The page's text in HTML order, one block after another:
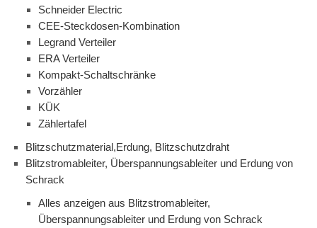
Schneider Electric
CEE-Steckdosen-Kombination
Legrand Verteiler
ERA Verteiler
Kompakt-Schaltschränke
Vorzähler
KÜK
Zählertafel
Blitzschutzmaterial,Erdung, Blitzschutzdraht
Blitzstromableiter, Überspannungsableiter und Erdung von
Schrack
Alles anzeigen aus Blitzstromableiter,
Überspannungsableiter und Erdung von Schrack